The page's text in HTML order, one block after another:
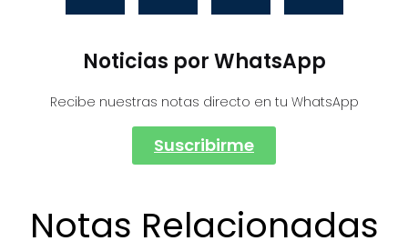
Noticias por WhatsApp
Recibe nuestras notas directo en tu WhatsApp
Suscribirme
Notas Relacionadas